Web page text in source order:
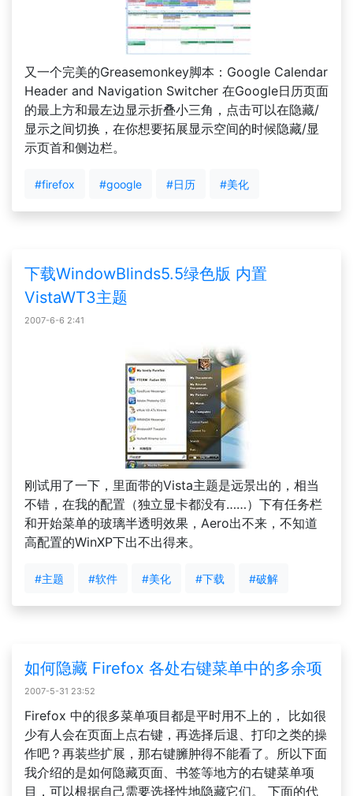
又一个完美的Greasemonkey脚本：Google Calendar
Header and Navigation Switcher 在Google日历页面
的最上方和最左边显示折叠小三角，点击可以在隐藏/
显示之间切换，在你想要拓展显示空间的时候隐藏/显
示页首和侧边栏。
#firefox #google #日历 #美化
下载WindowBlinds5.5绿色版 内置
VistaWT3主题
2007-6-6 2:41
刚试用了一下，里面带的Vista主题是远景出的，相当
不错，在我的配置（独立显卡都没有……）下有任务栏
和开始菜单的玻璃半透明效果，Aero出不来，不知道
高配置的WinXP下出不出得来。
#主题 #软件 #美化 #下载 #破解
如何隐藏 Firefox 各处右键菜单中的多余项
2007-5-31 23:52
Firefox 中的很多菜单项目都是平时用不上的， 比如很
少有人会在页面上点右键，再选择后退、打印之类的操
作吧？再装些扩展，那右键臃肿得不能看了。所以下面
我介绍的是如何隐藏页面、书签等地方的右键菜单项
目，可以根据自己需要选择性地隐藏它们。 下面的代